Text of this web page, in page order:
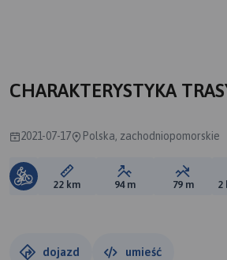
CHARAKTERYSTYKA
2021-07-17 Polska, zachodniopomorskie
Długość trasy:
22 km Suma przewyższeń:
94 m Suma
79 m 2
dojazd umieść